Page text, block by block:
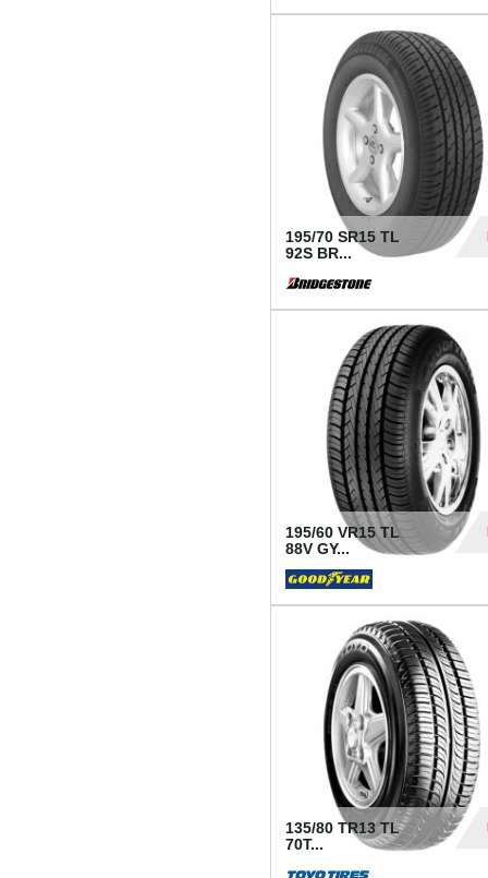
195/70 SR15 TL
92S BR...
195/60 VR15 TL
88V GY...
135/80 TR13 TL
70T...